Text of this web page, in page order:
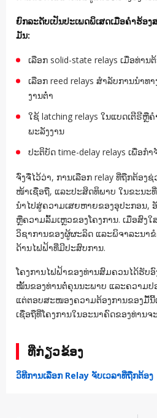
ຍົກລະດັບເປັນປະເພດພິເສດເມື່ອຄໍາຮ້ອ
ມັນ:
ເລືອກ solid-state relays ເມື່ອທ່າ
ເລືອກ reed relays ສໍາລັບການນໍາທ
ງານຕ່ໍາ
ໃຊ້ latching relays ໃນແບດເຕີຣີ
ພະລັງງານ
ປະຕິບັດ time-delay relays ເພື່ອກໍ
ຈົ່ງຈື່ໄວ້ວ່າ, ການເລືອກ relay ທີ່ຖືກຕ້ອງ
ໜ້າເຊື່ອຖື, ແລະປະສິດທິພາບ ໃນຂະນະ
ນໍາໄປສູ່ຄວາມເສຍຫາຍຂອງອຸປະກອນ,
ຫຼືຄວາມລົ້ມເຫຼວຂອງໂຄງການ. ເມື່ອສົງ
ວິຊາການຂອງຜູ້ຜະລິດ ແລະພິຈາລະນາ
ດ້ານໄຟຟ້າທີ່ມີປະສົບການ.
ໂຄງການໄຟຟ້າຂອງທ່ານສົມຄວນໄດ້ຮັບ
ໝັ້ນຂອງທ່ານຕໍ່ຄຸນນະພາບ ແລະຄວາມປ
ແຕ່ຕອບສະໜອງຄວາມຕ້ອງການຂອງມື້
ເຊື່ອຖືທີ່ໂຄງການໃນອະນາຄົດຂອງທ່ານຈ
ທີ່ກ່ຽວຂ້ອງ
ວິທີການເລືອກ Relay ຈັບເວລາທີ່ຖືກຕ້ອງ